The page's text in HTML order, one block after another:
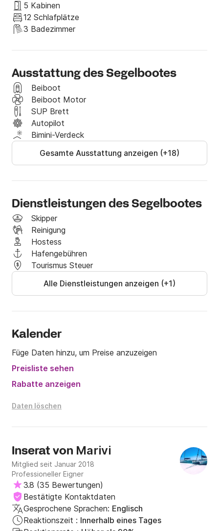
5 Kabinen
12 Schlafplätze
3 Badezimmer
Ausstattung des Segelbootes
Beiboot
Beiboot Motor
SUP Brett
Autopilot
Bimini-Verdeck
Gesamte Ausstattung anzeigen (+18)
Dienstleistungen des Segelbootes
Skipper
Reinigung
Hostess
Hafengebühren
Tourismus Steuer
Alle Dienstleistungen anzeigen (+1)
Kalender
Füge Daten hinzu, um Preise anzuzeigen
Preisliste sehen
Rabatte anzeigen
Daten löschen
Inserat von Marivi
Mitglied seit Januar 2018
Professioneller Eigner
3.8 (35 Bewertungen)
Bestätigte Kontaktdaten
Gesprochene Sprachen: Englisch
Reaktionszeit : Innerhalb eines Tages